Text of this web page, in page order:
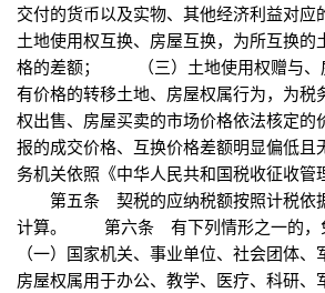
交付的货币以及实物、其他经济利益对
土地使用权互换、房屋互换，为所互换的
格的差额； （三）土地使用权赠与、
有价格的转移土地、房屋权属行为，为税
权出售、房屋买卖的市场价格依法核
报的成交价格、互换价格差额明显偏低且
务机关依照《中华人民共和国税收征收管
第五条 契税的应纳税额按照计税依
计算。 第六条 有下列情形之一的
（一）国家机关、事业单位、社会团体、
房屋权属用于办公、教学、医疗、科